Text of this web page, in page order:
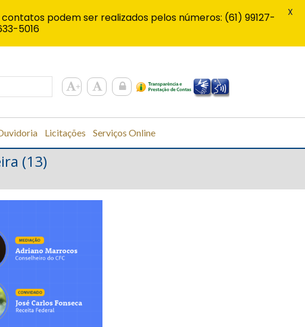
Licitações Serviços Online
(13)
podem ser realizados pelos números: (61) 99127-
5016
X